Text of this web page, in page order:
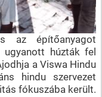
az építőanyagot
ugyanott húzták fel
a Viswa Hindu
hindu szervezet
fókuszába került.